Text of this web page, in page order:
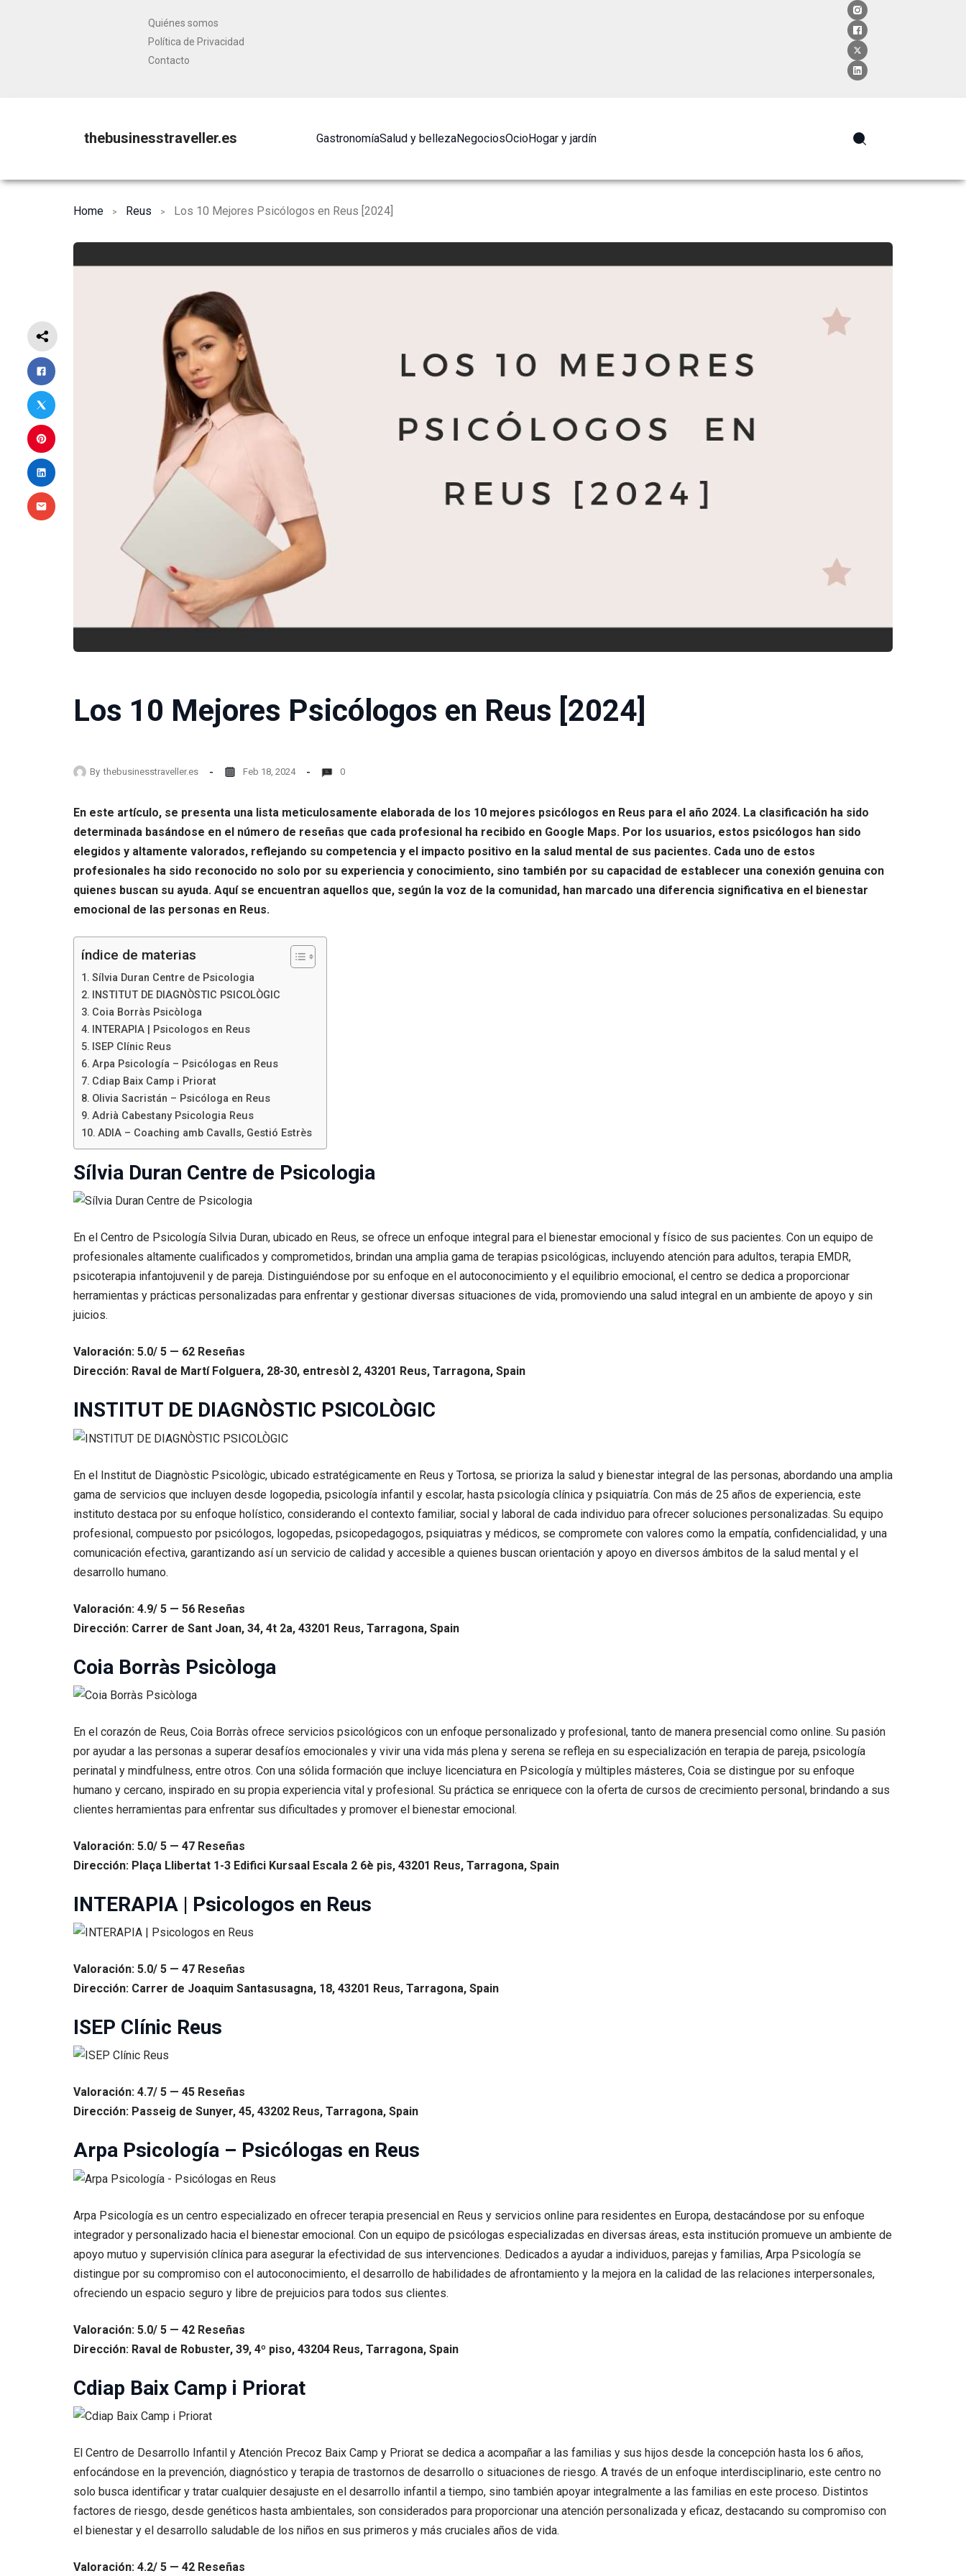
Quiénes somos
Política de Privacidad
Contacto
thebusinesstraveller.es GastronomíaSalud y bellezaNegociosOcioHogar y jardín
Home Reus Los 10 Mejores Psicólogos en Reus [2024]
Los 10 Mejores Psicólogos en Reus [2024]
By thebusinesstraveller.es Feb 18, 2024 0
En este artículo, se presenta una lista meticulosamente elaborada de los 10 mejores psicólogos en Reus para el año 2024. La clasificación ha sido
determinada basándose en el número de reseñas que cada profesional ha recibido en Google Maps. Por los usuarios, estos psicólogos han sido
elegidos y altamente valorados, reflejando su competencia y el impacto positivo en la salud mental de sus pacientes. Cada uno de estos
profesionales ha sido reconocido no solo por su experiencia y conocimiento, sino también por su capacidad de establecer una conexión genuina con
quienes buscan su ayuda. Aquí se encuentran aquellos que, según la voz de la comunidad, han marcado una diferencia significativa en el bienestar
emocional de las personas en Reus.
índice de materias
Sílvia Duran Centre de Psicologia
INSTITUT DE DIAGNÒSTIC PSICOLÒGIC
Coia Borràs Psicòloga
INTERAPIA | Psicologos en Reus
ISEP Clínic Reus
Arpa Psicología – Psicólogas en Reus
Cdiap Baix Camp i Priorat
Olivia Sacristán – Psicóloga en Reus
Adrià Cabestany Psicologia Reus
ADIA – Coaching amb Cavalls, Gestió Estrès
Sílvia Duran Centre de Psicologia
En el Centro de Psicología Silvia Duran, ubicado en Reus, se ofrece un enfoque integral para el bienestar emocional y físico de sus pacientes. Con un equipo de
profesionales altamente cualificados y comprometidos, brindan una amplia gama de terapias psicológicas, incluyendo atención para adultos, terapia EMDR,
psicoterapia infantojuvenil y de pareja. Distinguiéndose por su enfoque en el autoconocimiento y el equilibrio emocional, el centro se dedica a proporcionar
herramientas y prácticas personalizadas para enfrentar y gestionar diversas situaciones de vida, promoviendo una salud integral en un ambiente de apoyo y sin
juicios.
Valoración: 5.0/ 5 — 62 Reseñas
Dirección: Raval de Martí Folguera, 28-30, entresòl 2, 43201 Reus, Tarragona, Spain
INSTITUT DE DIAGNÒSTIC PSICOLÒGIC
En el Institut de Diagnòstic Psicològic, ubicado estratégicamente en Reus y Tortosa, se prioriza la salud y bienestar integral de las personas, abordando una amplia
gama de servicios que incluyen desde logopedia, psicología infantil y escolar, hasta psicología clínica y psiquiatría. Con más de 25 años de experiencia, este
instituto destaca por su enfoque holístico, considerando el contexto familiar, social y laboral de cada individuo para ofrecer soluciones personalizadas. Su equipo
profesional, compuesto por psicólogos, logopedas, psicopedagogos, psiquiatras y médicos, se compromete con valores como la empatía, confidencialidad, y una
comunicación efectiva, garantizando así un servicio de calidad y accesible a quienes buscan orientación y apoyo en diversos ámbitos de la salud mental y el
desarrollo humano.
Valoración: 4.9/ 5 — 56 Reseñas
Dirección: Carrer de Sant Joan, 34, 4t 2a, 43201 Reus, Tarragona, Spain
Coia Borràs Psicòloga
En el corazón de Reus, Coia Borràs ofrece servicios psicológicos con un enfoque personalizado y profesional, tanto de manera presencial como online. Su pasión
por ayudar a las personas a superar desafíos emocionales y vivir una vida más plena y serena se refleja en su especialización en terapia de pareja, psicología
perinatal y mindfulness, entre otros. Con una sólida formación que incluye licenciatura en Psicología y múltiples másteres, Coia se distingue por su enfoque
humano y cercano, inspirado en su propia experiencia vital y profesional. Su práctica se enriquece con la oferta de cursos de crecimiento personal, brindando a sus
clientes herramientas para enfrentar sus dificultades y promover el bienestar emocional.
Valoración: 5.0/ 5 — 47 Reseñas
Dirección: Plaça Llibertat 1-3 Edifici Kursaal Escala 2 6è pis, 43201 Reus, Tarragona, Spain
INTERAPIA | Psicologos en Reus
Valoración: 5.0/ 5 — 47 Reseñas
Dirección: Carrer de Joaquim Santasusagna, 18, 43201 Reus, Tarragona, Spain
ISEP Clínic Reus
Valoración: 4.7/ 5 — 45 Reseñas
Dirección: Passeig de Sunyer, 45, 43202 Reus, Tarragona, Spain
Arpa Psicología – Psicólogas en Reus
Arpa Psicología es un centro especializado en ofrecer terapia presencial en Reus y servicios online para residentes en Europa, destacándose por su enfoque
integrador y personalizado hacia el bienestar emocional. Con un equipo de psicólogas especializadas en diversas áreas, esta institución promueve un ambiente de
apoyo mutuo y supervisión clínica para asegurar la efectividad de sus intervenciones. Dedicados a ayudar a individuos, parejas y familias, Arpa Psicología se
distingue por su compromiso con el autoconocimiento, el desarrollo de habilidades de afrontamiento y la mejora en la calidad de las relaciones interpersonales,
ofreciendo un espacio seguro y libre de prejuicios para todos sus clientes.
Valoración: 5.0/ 5 — 42 Reseñas
Dirección: Raval de Robuster, 39, 4º piso, 43204 Reus, Tarragona, Spain
Cdiap Baix Camp i Priorat
El Centro de Desarrollo Infantil y Atención Precoz Baix Camp y Priorat se dedica a acompañar a las familias y sus hijos desde la concepción hasta los 6 años,
enfocándose en la prevención, diagnóstico y terapia de trastornos de desarrollo o situaciones de riesgo. A través de un enfoque interdisciplinario, este centro no
solo busca identificar y tratar cualquier desajuste en el desarrollo infantil a tiempo, sino también apoyar integralmente a las familias en este proceso. Distintos
factores de riesgo, desde genéticos hasta ambientales, son considerados para proporcionar una atención personalizada y eficaz, destacando su compromiso con
el bienestar y el desarrollo saludable de los niños en sus primeros y más cruciales años de vida.
Valoración: 4.2/ 5 — 42 Reseñas